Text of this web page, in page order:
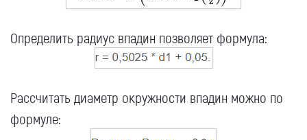
Определить радиус впадин позволяет формула:
Рассчитать диаметр окружности впадин можно по
формуле: